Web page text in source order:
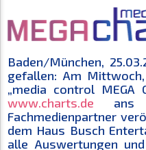
Baden/München,
gefallen: Am
„media control MEGA
www.charts.de ans
Fachmedienpartner
dem Haus Busch
alle Auswertungen